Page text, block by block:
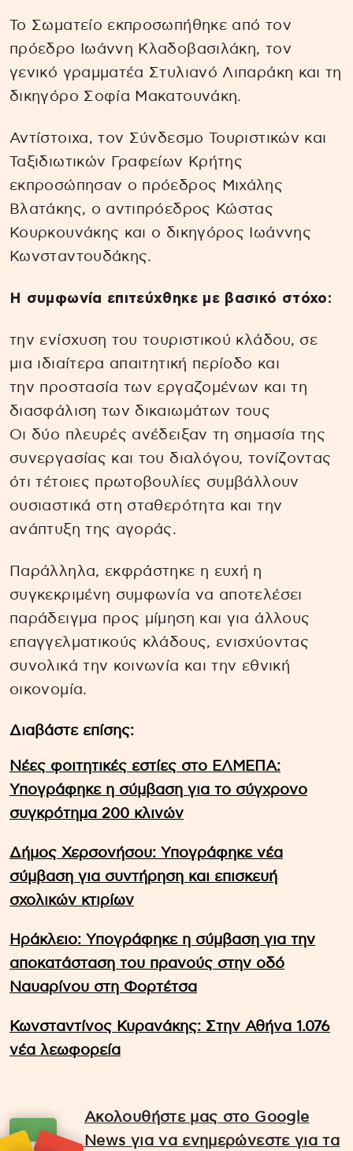
Το Σωματείο εκπροσωπήθηκε από τον
πρόεδρο Ιωάννη Κλαδοβασιλάκη, τον
γενικό γραμματέα Στυλιανό Λιπαράκη και τη
δικηγόρο Σοφία Μακατουνάκη.
Αντίστοιχα, τον Σύνδεσμο Τουριστικών και
Ταξιδιωτικών Γραφείων Κρήτης
εκπροσώπησαν ο πρόεδρος Μιχάλης
Βλατάκης, ο αντιπρόεδρος Κώστας
Κουρκουνάκης και ο δικηγόρος Ιωάννης
Κωνσταντουδάκης.
Η συμφωνία επιτεύχθηκε με βασικό στόχο:
την ενίσχυση του τουριστικού κλάδου, σε
μια ιδιαίτερα απαιτητική περίοδο και
την προστασία των εργαζομένων και τη
διασφάλιση των δικαιωμάτων τους
Οι δύο πλευρές ανέδειξαν τη σημασία της
συνεργασίας και του διαλόγου, τονίζοντας
ότι τέτοιες πρωτοβουλίες συμβάλλουν
ουσιαστικά στη σταθερότητα και την
ανάπτυξη της αγοράς.
Παράλληλα, εκφράστηκε η ευχή η
συγκεκριμένη συμφωνία να αποτελέσει
παράδειγμα προς μίμηση και για άλλους
επαγγελματικούς κλάδους, ενισχύοντας
συνολικά την κοινωνία και την εθνική
οικονομία.
Διαβάστε επίσης:
Νέες φοιτητικές εστίες στο ΕΛΜΕΠΑ:
Υπογράφηκε η σύμβαση για το σύγχρονο
συγκρότημα 200 κλινών
Δήμος Χερσονήσου: Υπογράφηκε νέα
σύμβαση για συντήρηση και επισκευή
σχολικών κτιρίων
Ηράκλειο: Υπογράφηκε η σύμβαση για την
αποκατάσταση του πρανούς στην οδό
Ναυαρίνου στη Φορτέτσα
Κωνσταντίνος Κυρανάκης: Στην Αθήνα 1.076
νέα λεωφορεία
Ακολουθήστε μας στο Google
News για να ενημερώνεστε για τα